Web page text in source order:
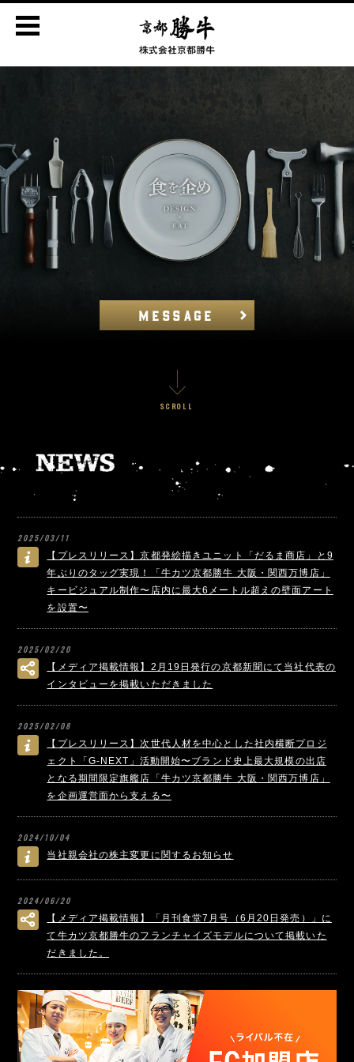
MESSAGE
SCROLL
2025/03/11
【プレスリリース】京都発絵描きユニット「だるま商店」と9
年ぶりのタッグ実現！「牛カツ京都勝牛 大阪・関西万博店」
キービジュアル制作〜店内に最大6メートル超えの壁面アート
を設置〜
2025/02/20
【メディア掲載情報】2月19日発行の京都新聞にて当社代表の
インタビューを掲載いただきました
2025/02/08
【プレスリリース】次世代人材を中心とした社内横断プロジ
ェクト「G-NEXT」活動開始〜ブランド史上最大規模の出店
となる期間限定旗艦店「牛カツ京都勝牛 大阪・関西万博店」
を企画運営面から支える〜
2024/10/04
当社親会社の株主変更に関するお知らせ
2024/06/20
【メディア掲載情報】「月刊食堂7月号（6月20日発売）」に
て牛カツ京都勝牛のフランチャイズモデルについて掲載いた
だきました。